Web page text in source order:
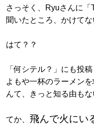
さっそく、Ryuさんに
聞いたところ、かけて
はて？？
「何シテル？」にも投
よもや一杯のラーメン
んて、きっと知る由も
てか、 飛んで火にい